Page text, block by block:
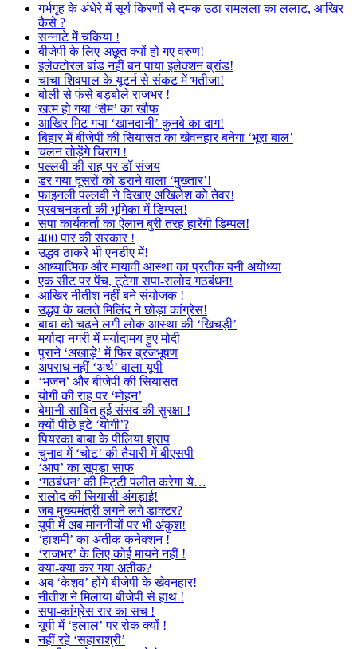
गर्भगृह के अंधेरे में सूर्य किरणों से दमक उठा रामलला का ललाट, आखिर
कैसे ?
सन्नाटे में चकिया !
बीजेपी के लिए अछूत क्यों हो गए वरुण!
इलेक्टोरल बांड नहीं बन पाया इलेक्शन ब्रांड!
चाचा शिवपाल के यूटर्न से संकट में भतीजा!
बोली से फंसे बड़बोले राजभर !
खत्म हो गया ‘सैम’ का खौफ
आखिर मिट गया ‘खानदानी’ कुनबे का दाग!
बिहार में बीजेपी की सियासत का खेवनहार बनेगा ‘भूरा बाल’
चलन तोड़ेंगे चिराग !
पल्लवी की राह पर डॉ संजय
डर गया दूसरों को डराने वाला ‘मुख्तार’!
फाइनली पल्लवी ने दिखाए अखिलेश को तेवर!
प्रवचनकर्ता की भूमिका में डिम्पल!
सपा कार्यकर्ता का ऐलान बुरी तरह हारेंगी डिम्पल!
400 पार की सरकार !
उद्धव ठाकरे भी एनडीए में!
आध्यात्मिक और मायावी आस्था का प्रतीक बनी अयोध्या
एक सीट पर पेंच, टूटेगा सपा-रालोद गठबंधन!
आखिर नीतीश नहीं बने संयोजक !
उद्धव के चलते मिलिंद ने छोड़ा कांग्रेस!
बाबा को चढ़ने लगी लोक आस्था की ‘खिचड़ी’
मर्यादा नगरी में मर्यादामय हुए मोदी
पुराने ‘अखाड़े’ में फिर ब्रजभूषण
अपराध नहीं ‘अर्थ’ वाला यूपी
‘भजन’ और बीजेपी की सियासत
योगी की राह पर ‘मोहन’
बेमानी साबित हुई संसद की सुरक्षा !
क्यों पीछे हटे ‘योगी’?
पियरका बाबा के पीलिया श्राप
चुनाव में ‘चोट’ की तैयारी में बीएसपी
‘आप’ का सूपड़ा साफ
‘गठबंधन’ की मिट्टी पलीत करेगा ये…
रालोद की सियासी अंगड़ाई!
जब मुख्यमंत्री लगने लगे डाक्टर?
यूपी में अब माननीयों पर भी अंकुश!
‘हाशमी’ का अतीक कनेक्शन !
‘राजभर’ के लिए कोई मायने नहीं !
क्या-क्या कर गया अतीक?
अब ‘केशव’ होंगे बीजेपी के खेवनहार!
नीतीश ने मिलाया बीजेपी से हाथ !
सपा-कांग्रेस रार का सच !
यूपी में ‘हलाल’ पर रोक क्यों !
नहीं रहे ‘सहाराश्री’